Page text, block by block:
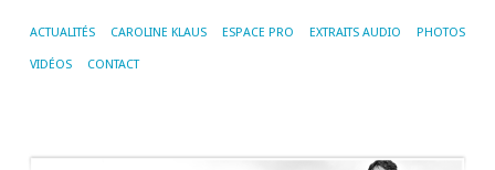
ACTUALITÉS CAROLINE KLAUS ESPACE PRO EXTRAITS AUDIO PHOTOS
VIDÉOS CONTACT